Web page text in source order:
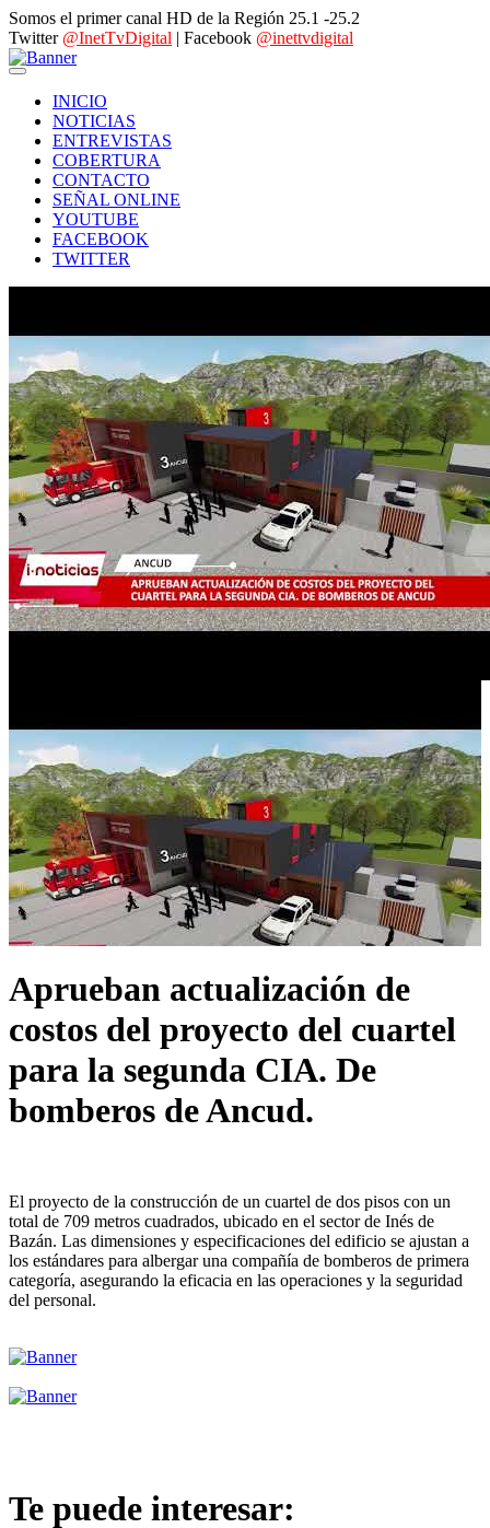
Somos el primer canal HD de la Región 25.1 -25.2
Twitter @InetTvDigital | Facebook @inettvdigital
INICIO
NOTICIAS
ENTREVISTAS
COBERTURA
CONTACTO
SEÑAL ONLINE
YOUTUBE
FACEBOOK
TWITTER
Aprueban actualización de
costos del proyecto del cuartel
para la segunda CIA. De
bomberos de Ancud.
El proyecto de la construcción de un cuartel de dos pisos con un
total de 709 metros cuadrados, ubicado en el sector de Inés de
Bazán. Las dimensiones y especificaciones del edificio se ajustan a
los estándares para albergar una compañía de bomberos de primera
categoría, asegurando la eficacia en las operaciones y la seguridad
del personal.
Te puede interesar: